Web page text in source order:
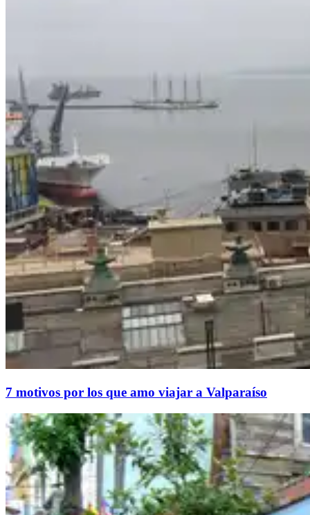
7 motivos por los que amo viajar a Valparaíso